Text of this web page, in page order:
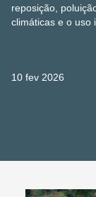
reposição,
climáticas e o uso
10 fev 2026